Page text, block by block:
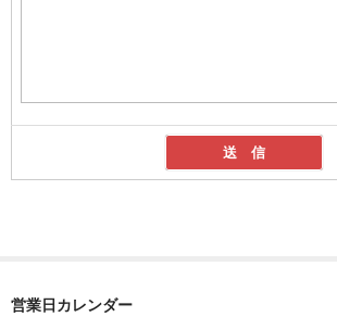
営業日カレンダー